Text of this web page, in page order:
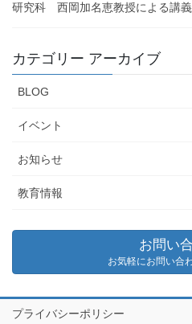
研究科 西岡加名恵教授による講
カテゴリー アーカイブ
BLOG
イベント
お知らせ
教育情報
お問い
お気軽にお問い合
プライバシーポリシー